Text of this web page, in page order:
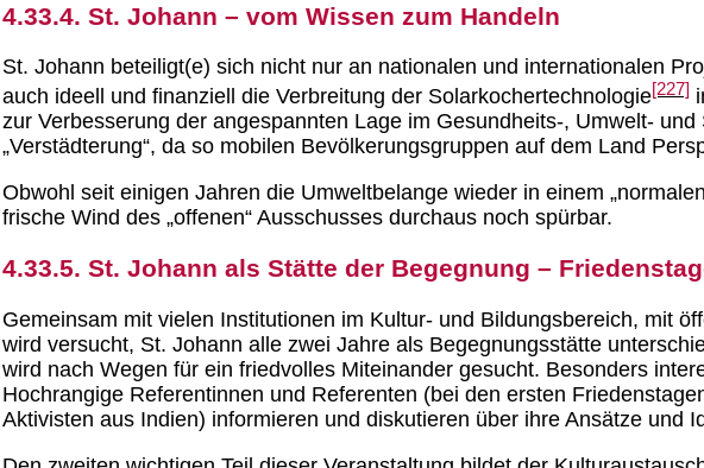
4.33.4. St. Johann – vom Wissen zum Handeln
St. Johann beteiligt(e) sich nicht nur an nationalen und internationalen
auch ideell und finanziell die Verbreitung der Solarkochertechnologie[227]
zur Verbesserung der angespannten Lage im Gesundheits-, Umwelt-
„Verstädterung“, da so mobilen Bevölkerungsgruppen auf dem Land
Obwohl seit einigen Jahren die Umweltbelange wieder in einem
frische Wind des „offenen“ Ausschusses durchaus noch spürbar.
4.33.5. St. Johann als Stätte der Begegnung –
Gemeinsam mit vielen Institutionen im Kultur- und Bildungsbereich, mit
wird versucht, St. Johann alle zwei Jahre als Begegnungsstätte
wird nach Wegen für ein friedvolles Miteinander gesucht. Besonders
Hochrangige Referentinnen und Referenten (bei den ersten
Aktivisten aus Indien) informieren und diskutieren über ihre Ansätze